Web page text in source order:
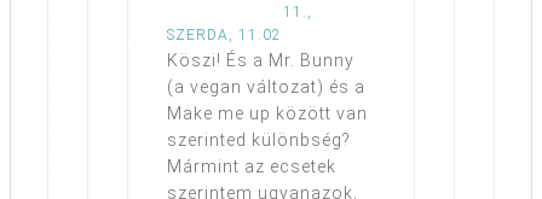
11.,
SZERDA, 11:02
Köszi! És a Mr. Bunny
(a vegan változat) és a
Make me up között van
szerinted különbség?
Mármint az ecsetek
szerintem ugyanazok,